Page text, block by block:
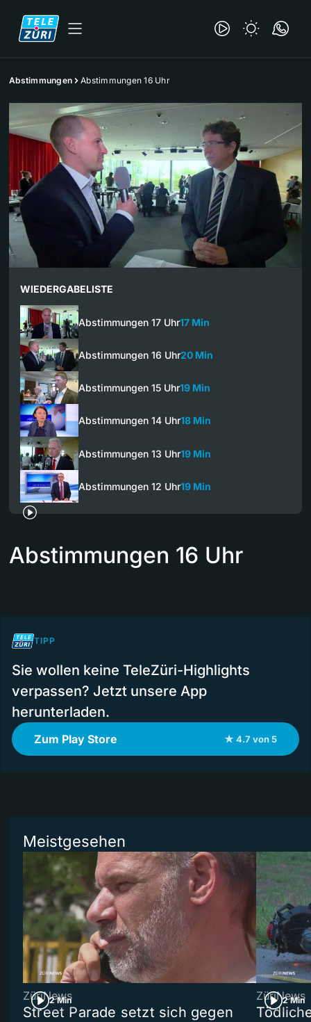
Abstimmungen Abstimmungen 16 Uhr
WIEDERGABELISTE
Abstimmungen 17 Uhr17 Min
Abstimmungen 16 Uhr20 Min
Abstimmungen 15 Uhr19 Min
Abstimmungen 14 Uhr18 Min
Abstimmungen 13 Uhr19 Min
Abstimmungen 12 Uhr19 Min
Abstimmungen 16 Uhr
TIPP
Sie wollen keine TeleZüri-Highlights
verpassen? Jetzt unsere App
herunterladen.
Zum Play Store ★ 4.7 von 5
Meistgesehen
2 Min
ZüriNews
Street Parade setzt sich gegen
2 Min
ZüriNews